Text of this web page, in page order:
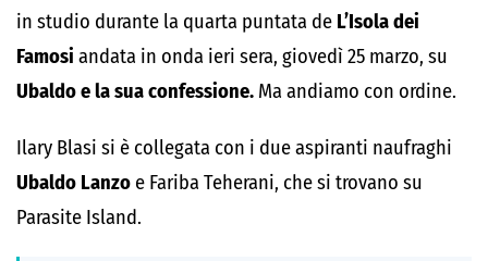
in studio durante la quarta puntata de L’Isola dei
Famosi andata in onda ieri sera, giovedì 25 marzo, su
Ubaldo e la sua confessione. Ma andiamo con ordine.
Ilary Blasi si è collegata con i due aspiranti naufraghi
Ubaldo Lanzo e Fariba Teherani, che si trovano su
Parasite Island.